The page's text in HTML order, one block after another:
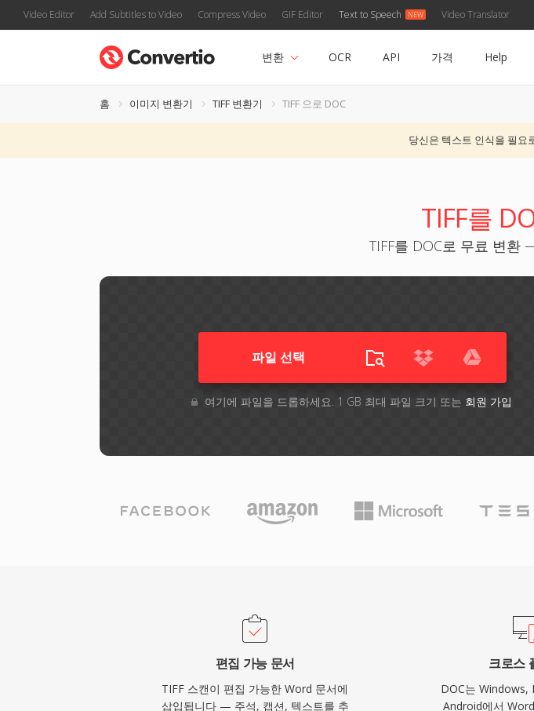
Video Editor Add Subtitles to Video Compress Video GIF Editor Text to Speech Video Translator
변환 OCR API 가격 Help
홈 이미지 변환기 TIFF 변환기 TIFF 으로 DOC
당신은 텍스트 인식을 필요
TIFF를
TIFF를 DOC로 무료 변환
파일 선택
여기에 파일을 드롭하세요. 1 GB 최대 파일 크기 또는 회원 가입
편집 가능 문서
TIFF 스캔이 편집 가능한 Word 문서에
삽입됩니다 — 주석, 캡션, 텍스트를 추
크로스
DOC는 Windows,
Android에서